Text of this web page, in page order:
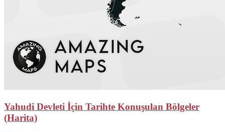
Yahudi Devleti İçin Tarihte Konuşulan Bölgeler
(Harita)